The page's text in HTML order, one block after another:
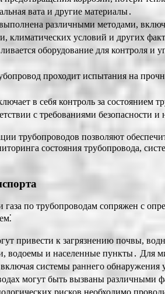
вата и другие материалы․
различными методами,
климатических условий и других
оборудование для контроля
проходит испытания на
в себя контроль за состоянием
с требованиями безопасности
трубопроводов позволяют
состояния трубопровода,
по трубопроводам сопряжен с
привести к загрязнению почвы,
водоемы и населенные пункты․ Для
системы раннего
могут быть вызваны различными